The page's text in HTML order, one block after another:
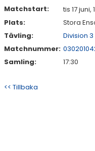
Matchstart:
tis 17 juni,
Plats:
Stora
Tävling:
Division
Matchnummer:
Samling:
17:30
<< Tillbaka